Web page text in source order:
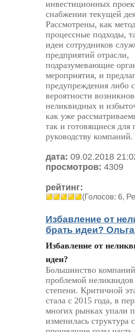
инвестиционных
снабжении текущей
Рассмотрены, как
процессные подходы,
идеи сотрудников
предприятий отрасли,
подразумевающие
мероприятия, и
предупреждения либо
вероятности
неликвидных и
как уже
так и готовящиеся для
руководству компаний.
дата: 09.02.2018
просмотров: 4309
рейтинг:
(Голосов: 6,
Избавление от
брать идеи?
Избавление от
идеи?
Большинство
проблемой
степени. Критичной
стала с 2015 года, в
многих рынках упали
изменилась структура